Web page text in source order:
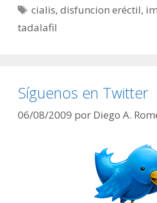
Etiquetas
cialis,disfuncion eréctil,
tadalafil
Síguenos en Twitter
06/08/2009 por Diego A.